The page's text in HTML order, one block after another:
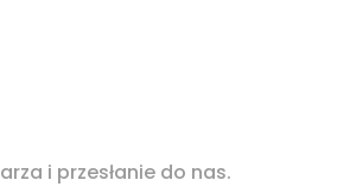
i przesłanie do nas.